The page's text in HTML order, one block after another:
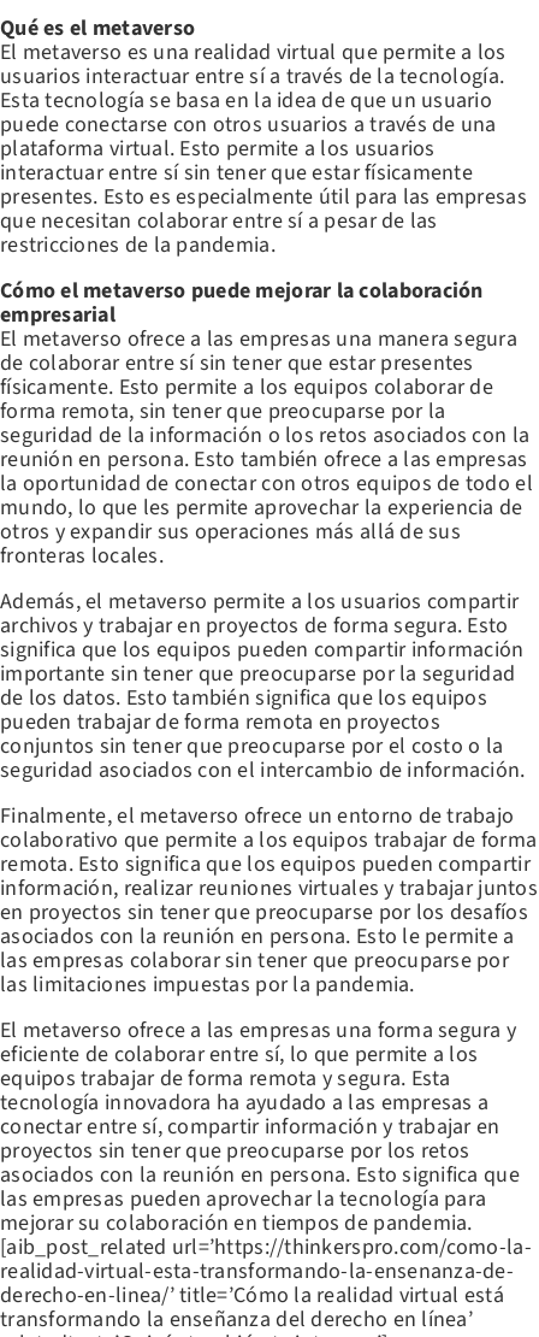
Qué es el metaverso
El metaverso es una realidad virtual que permite a los
usuarios interactuar entre sí a través de la tecnología.
Esta tecnología se basa en la idea de que un usuario
puede conectarse con otros usuarios a través de una
plataforma virtual. Esto permite a los usuarios
interactuar entre sí sin tener que estar físicamente
presentes. Esto es especialmente útil para las empresas
que necesitan colaborar entre sí a pesar de las
restricciones de la pandemia.
Cómo el metaverso puede mejorar la colaboración
empresarial
El metaverso ofrece a las empresas una manera segura
de colaborar entre sí sin tener que estar presentes
físicamente. Esto permite a los equipos colaborar de
forma remota, sin tener que preocuparse por la
seguridad de la información o los retos asociados con la
reunión en persona. Esto también ofrece a las empresas
la oportunidad de conectar con otros equipos de todo el
mundo, lo que les permite aprovechar la experiencia de
otros y expandir sus operaciones más allá de sus
fronteras locales.
Además, el metaverso permite a los usuarios compartir
archivos y trabajar en proyectos de forma segura. Esto
significa que los equipos pueden compartir información
importante sin tener que preocuparse por la seguridad
de los datos. Esto también significa que los equipos
pueden trabajar de forma remota en proyectos
conjuntos sin tener que preocuparse por el costo o la
seguridad asociados con el intercambio de información.
Finalmente, el metaverso ofrece un entorno de trabajo
colaborativo que permite a los equipos trabajar de forma
remota. Esto significa que los equipos pueden compartir
información, realizar reuniones virtuales y trabajar juntos
en proyectos sin tener que preocuparse por los desafíos
asociados con la reunión en persona. Esto le permite a
las empresas colaborar sin tener que preocuparse por
las limitaciones impuestas por la pandemia.
El metaverso ofrece a las empresas una forma segura y
eficiente de colaborar entre sí, lo que permite a los
equipos trabajar de forma remota y segura. Esta
tecnología innovadora ha ayudado a las empresas a
conectar entre sí, compartir información y trabajar en
proyectos sin tener que preocuparse por los retos
asociados con la reunión en persona. Esto significa que
las empresas pueden aprovechar la tecnología para
mejorar su colaboración en tiempos de pandemia.
[aib_post_related url=’https://thinkerspro.com/como-la-
realidad-virtual-esta-transformando-la-ensenanza-de-
derecho-en-linea/’ title=’Cómo la realidad virtual está
transformando la enseñanza del derecho en línea’